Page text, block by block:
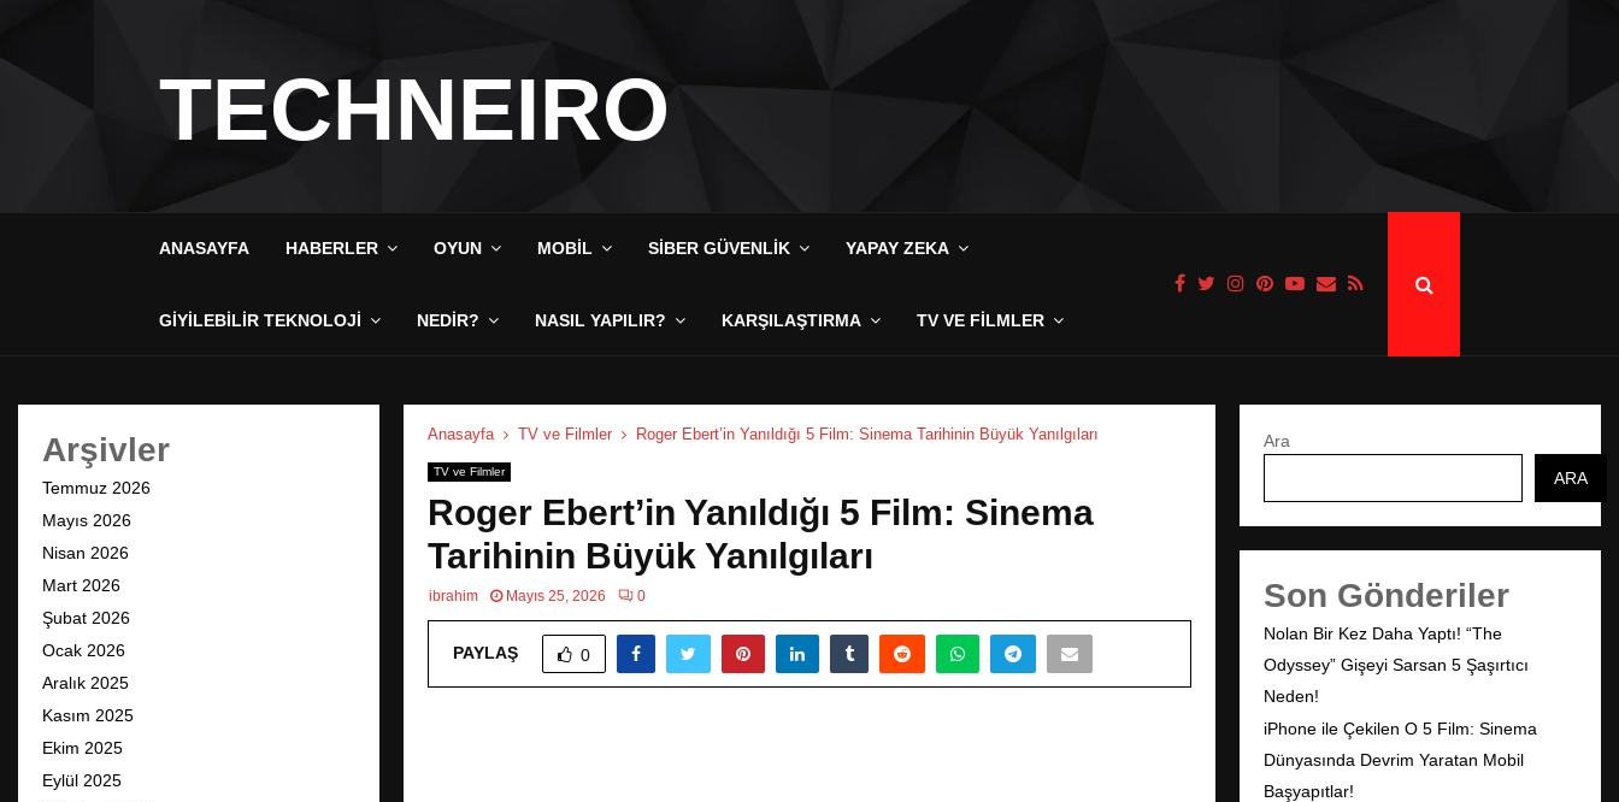
TECHNEIRO
ANASAYFA HABERLER OYUN MOBIL SIBER GÜVENLIK YAPAY ZEKA
GIYILEBILIR TEKNOLOJI NEDIR? NASIL YAPILIR? KARŞILAŞTIRMA TV VE FILMLER
Anasayfa TV ve Filmler Roger Ebert’in Yanıldığı 5 Film: Sinema Tarihinin Büyük Yanılgıları
TV ve Filmler
Roger Ebert’in Yanıldığı 5 Film: Sinema
Tarihinin Büyük Yanılgıları
ibrahim Mayıs 25, 2026 0
PAYLAŞ 0
Arşivler
Temmuz 2026
Mayıs 2026
Nisan 2026
Mart 2026
Şubat 2026
Ocak 2026
Aralık 2025
Kasım 2025
Ekim 2025
Eylül 2025
Ara
ARA
Son Gönderiler
Nolan Bir Kez Daha Yaptı! “The
Odyssey” Gişeyi Sarsan 5 Şaşırtıcı
Neden!
iPhone ile Çekilen O 5 Film: Sinema
Dünyasında Devrim Yaratan Mobil
Başyapıtlar!